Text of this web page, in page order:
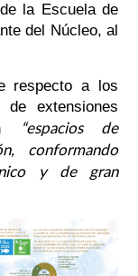
la Escuela de
del Núcleo, al
respecto a los
extensiones
“espacios de
conformando
y de gran